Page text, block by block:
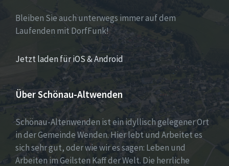
Bleiben Sie auch unterwegs immer auf dem
Laufenden mit DorfFunk!
Jetzt laden für iOS & Android
Über Schönau-Altwenden
Schönau-Altenwenden ist ein idyllisch gelegener Ort
in der Gemeinde Wenden. Hier lebt und Arbeitet es
sich sehr gut, oder wie wir es sagen: Leben und
Arbeiten im Geilsten Kaff der Welt. Die herrliche